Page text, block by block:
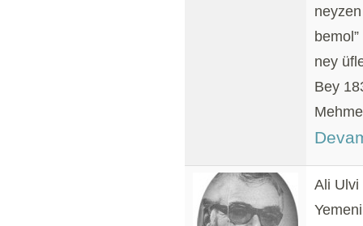
ney
Bey
Ali Ulvi